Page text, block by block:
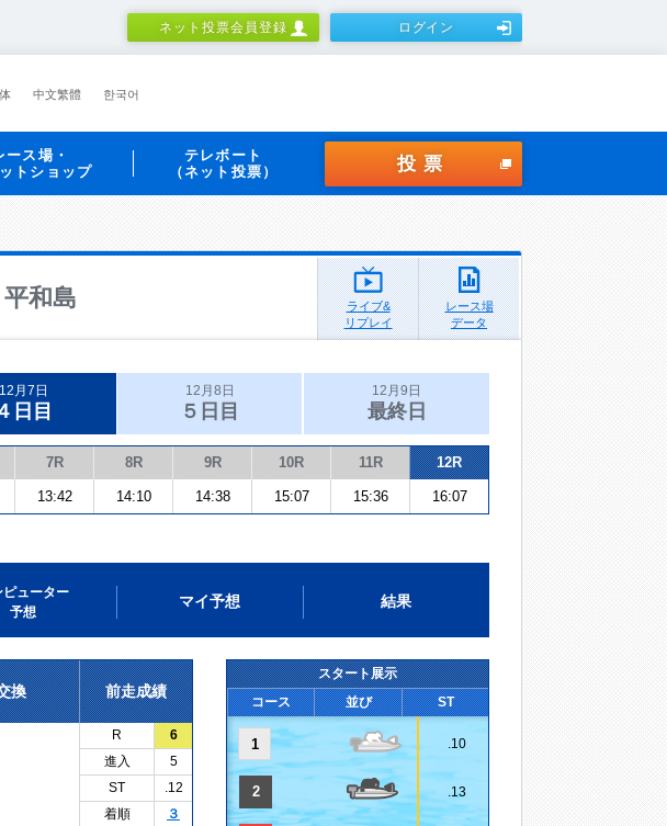
ネット投票会員登録 ログイン
中文繁體 한국어
ース場・
トショップ
テレボート
（ネット投票）
投票
和島
ライブ&
リプレイ
レース場
データ
12月7日
日目
12月8日
５日目
12月9日
最終日
7R 8R 9R 10R 11R 12R
13:42 14:10 14:38 15:07 15:36 16:07
ピューター
予想
マイ予想 結果
換
前走成績
R
6
進入
5
ST
.12
着順
３
スタート展示
コース
並び ST
1 .10
2 .13